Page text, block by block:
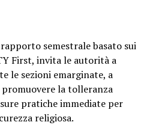
semestrale basato sui
First, invita le autorità a
le sezioni emarginate, a
promuovere la tolleranza
pratiche immediate per
religiosa.